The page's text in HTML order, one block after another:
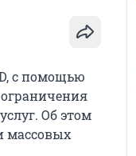
с помощью
Об этом
массовых